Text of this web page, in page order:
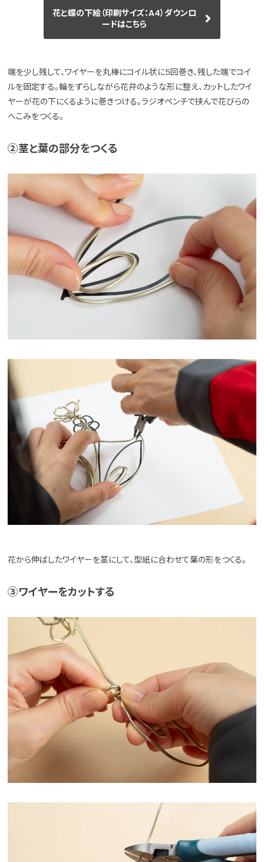
花と蝶の下絵（印刷サイズ：A4）ダウンロ
ードはこちら
端を少し残して、ワイヤーを丸棒にコイル状に5回巻き、残した端でコイ
ルを固定する。輪をずらしながら花弁のような形に整え、カットしたワイ
ヤーが花の下にくるように巻きつける。ラジオペンチで挟んで花びらの
へこみをつくる。
②茎と葉の部分をつくる
花から伸ばしたワイヤーを茎にして、型紙に合わせて葉の形をつくる。
③ワイヤーをカットする